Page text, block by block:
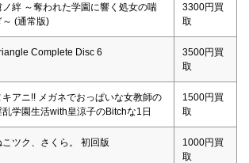
ノ絆 ～奪われた学園に響く処女の喘
～ (通常版)
3300円買
取
Complete Disc 6
3500円買
取
キアニ!! メガネでおっぱいな女教師の
乱学園生活with皇涼子のBitchな1日
1500円買
取
こツク、さくら。 初回版
1000円買
取